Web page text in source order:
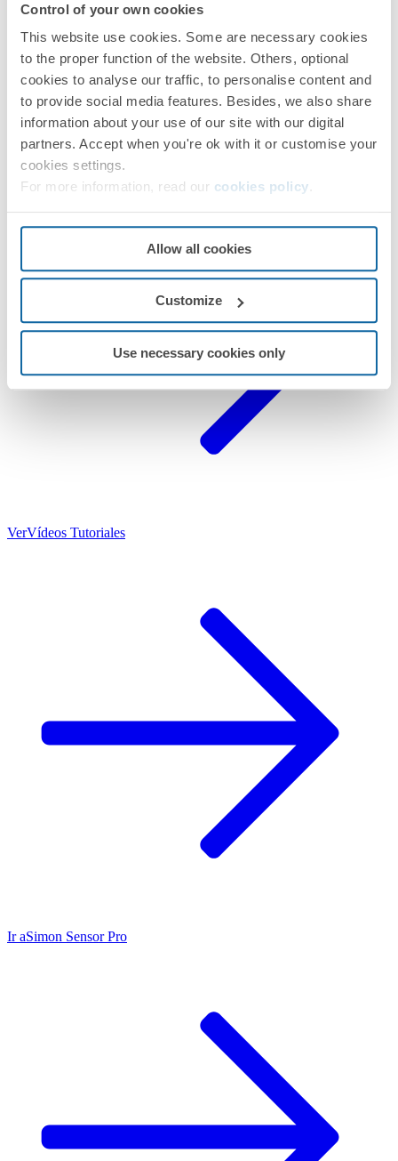
Control of your own cookies
This website use cookies. Some are necessary cookies
to the proper function of the website. Others, optional
cookies to analyse our traffic, to personalise content and
to provide social media features. Besides, we also share
information about your use of our site with our digital
partners. Accept when you're ok with it or customise your
cookies settings.
For more information, read our cookies policy
Allow all cookies
Customize
Use necessary cookies only
Simon Sensor Pro
PRÓXIMOS PASOS
¿Te ha surgido alguna duda?
PedirAsistencia Técnica
VerVídeos Tutoriales
Ir aSimon Sensor Pro